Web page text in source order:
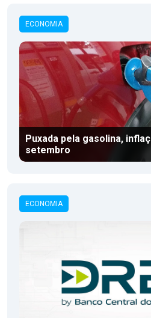
ECONOMIA
Puxada pela gasolina,
setembro
ECONOMIA